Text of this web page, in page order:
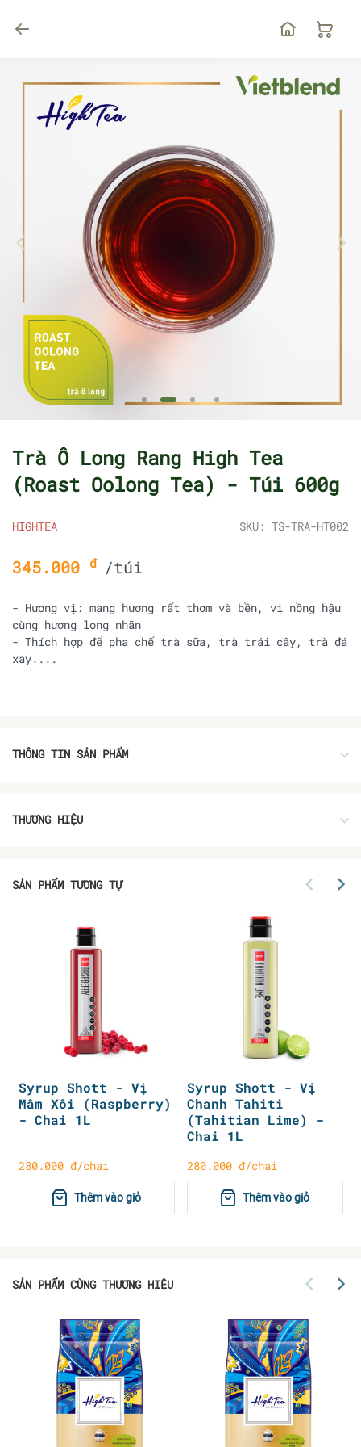
Trà Ô Long Rang High Tea
(Roast Oolong Tea) - Túi 600g
HIGHTEA SKU: TS-TRA-HT002
345.000 đ /túi
- Hương vị: mang hương rất thơm và bền, vị nồng hậu
cùng hương long nhãn
- Thích hợp để pha chế trà sữa, trà trái cây, trà đá
xay....
THÔNG TIN SẢN PHẨM
THƯƠNG HIỆU
SẢN PHẨM TƯƠNG TỰ
Syrup Shott - Vị
Mâm Xôi (Raspberry)
- Chai 1L
280.000 đ/chai
Thêm vào giỏ
Syrup Shott - Vị
Chanh Tahiti
(Tahitian Lime) -
Chai 1L
280.000 đ/chai
Thêm vào giỏ
SẢN PHẨM CÙNG THƯƠNG HIỆU